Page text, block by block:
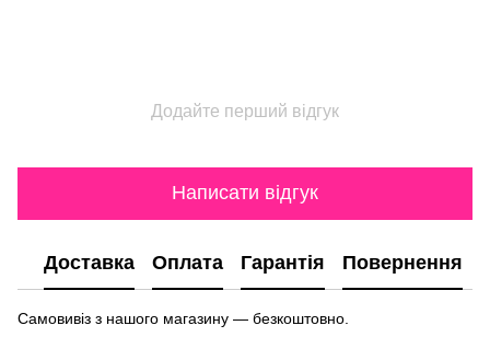
Додайте перший відгук
Написати відгук
Доставка Оплата Гарантія Повернення
Самовивіз з нашого магазину — безкоштовно.